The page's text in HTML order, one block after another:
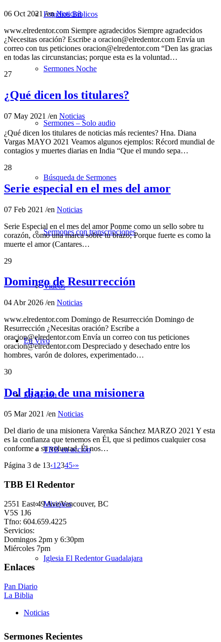
Estudios Bíblicos
Sermones Noche
Sermones – Solo audio
Búsqueda de Sermones
Sermones con transcripciones
Videos
En Vivo
En Acción
TBB en acción
Misiones
Iglesia El Redentor Guadalajara
Noticias
06 Oct 2021/enNoticias
www.elredentor.com Siempre agradecidos Siempre agradecidos
¿Necesitas oración? Escribe a oracion@elredentor.com Envía un
correo con tus peticiones oracion@elredentor.com “Den las gracias
en todas las circunstancias; porque esta es la voluntad…
27
¿Qué dicen los titulares?
07 May 2021 /en Noticias
¿Qué dicen los titulares de noticias más recientes? Hna. Diana
Vargas MAYO 2021 Veamos algunos ejemplos: Récord mundial de
contagios y muertes diarias en India “Que el mundo sepa…
28
Serie especial en el mes del amor
07 Feb 2021 /en Noticias
Serie Especial en el mes del amor Ponme como un sello sobre tu
corazón, como una marca sobre tu brazo; Porque fuerte es como la
muerte el amor (Cantares…
29
Domingo de Resurrección
04 Abr 2026 /en Noticias
www.elredentor.com Domingo de Resurrección Domingo de
Resurrección ¿Necesitas oración? Escribe a
oracion@elredentor.com Envía un correo con tus peticiones
oracion@elredentor.com Despreciado y desechado entre los
hombres, varón de dolores, experimentado…
30
Del diario de una misionera
05 Mar 2021 /en Noticias
Del diario de una misionera Varenka Sánchez MARZO 2021 Y esta
es la confianza que tenemos en Él, que si pedimos cualquier cosa
conforme a su voluntad, Él nos…
Página 3 de 13‹1 2345›»
TBB El Redentor
2551 East 49 Ave|Vancouver, BC
V5S 1J6
Tfno: 604.659.4225
Servicios:
Domingos 2pm y 6:30pm
Miércoles 7pm
Enlaces
Pan Diario
La Biblia
Sermones Recientes